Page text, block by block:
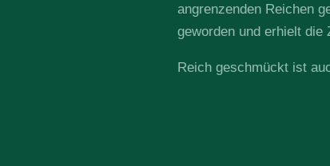
angrenzenden Reichen
geworden und erhielt die
Reich geschmückt ist